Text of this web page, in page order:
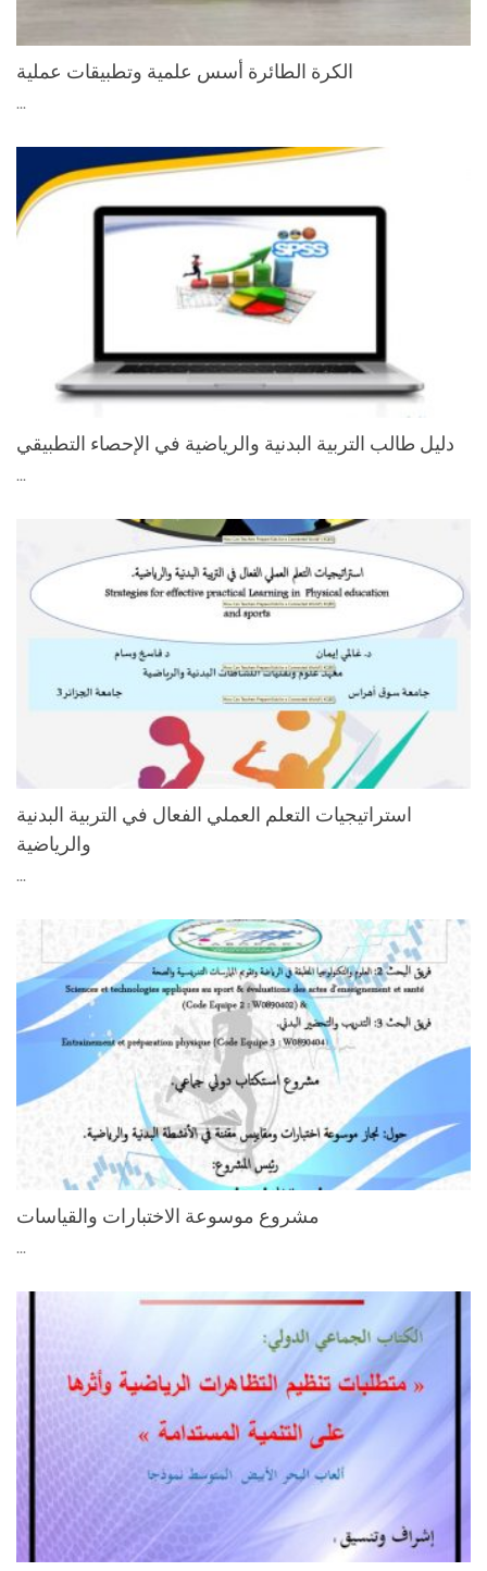
الكرة الطائرة أسس علمية وتطبيقات عملية
...
دليل طالب التربية البدنية والرياضية في الإحصاء التطبيقي
...
استراتیجیات التعلم العملي الفعال في التربیة البدنیة
والرياضية
...
مشروع موسوعة الاختبارات والقياسات
...